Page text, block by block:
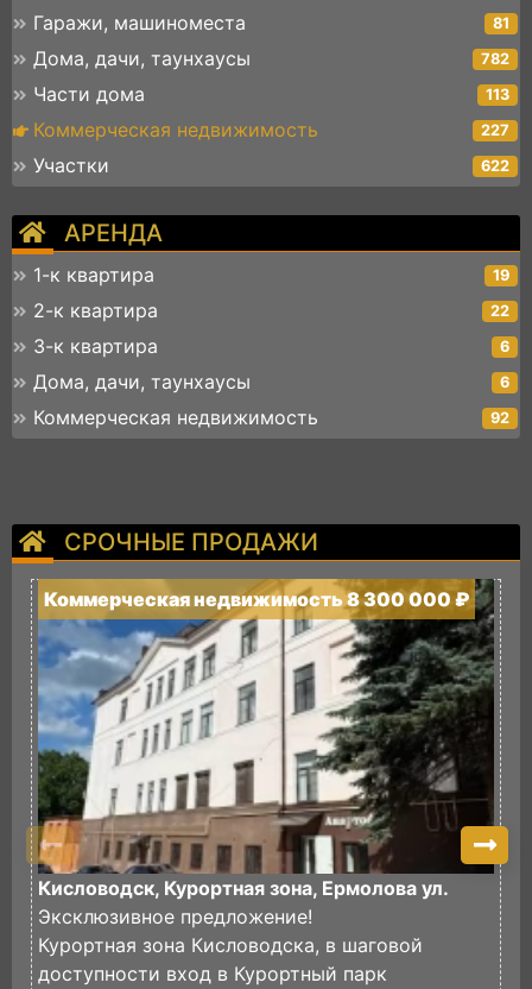
Гаражи, машиноместа 81
Дома, дачи, таунхаусы 782
Части дома 113
Коммерческая недвижимость 227
Участки 622
АРЕНДА
1-к квартира 19
2-к квартира 22
3-к квартира 6
Дома, дачи, таунхаусы 6
Коммерческая недвижимость 92
СРОЧНЫЕ ПРОДАЖИ
Коммерческая недвижимость 8 300 000 ₽
Кисловодск, Курортная зона, Ермолова ул.
Эксклюзивное предложение!
Курортная зона Кисловодска, в шаговой
доступности вход в Курортный парк